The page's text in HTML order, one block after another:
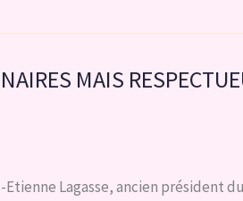
MAIS
Etienne Lagasse, ancien